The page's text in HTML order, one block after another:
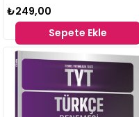
₺249,00
Sepete Ekle